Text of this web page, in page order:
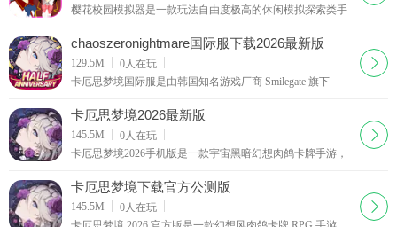
樱花校园模拟器是一款玩法自由度极高的休闲模拟探索类手
打造，整体视觉效果清新治愈十分耐看。玩家可以在
chaoszeronightmare国际服下载2026最新版
129.5M 0人在玩
卡厄思梦境国际服是由韩国知名游戏厂商 Smilegate 旗下
黑暗幻想题材 Roguelite 卡牌策略手游。游戏以宏大
下载
卡厄思梦境2026最新版
145.5M 0人在玩
卡厄思梦境2026手机版是一款宇宙黑暗幻想肉鸽卡牌手游，
作。玩家将化身梦境号舰长，驾驶方舟离开行星，开启方舟
文明时代，期间招募伙伴探索未知、消弭灾厄。游戏有超多
二次元美少女角色，如雷诺阿等，她们外貌各异、定位独
下载
卡厄思梦境下载官方公测版
145.5M 0人在玩
下载